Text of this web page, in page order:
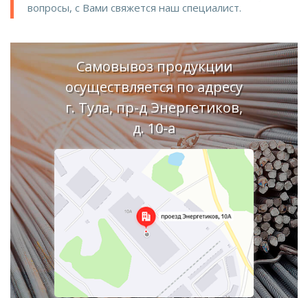
вопросы, с Вами свяжется наш специалист.
Самовывоз продукции
осуществляется по адресу
г. Тула, пр-д Энергетиков,
д. 10-а